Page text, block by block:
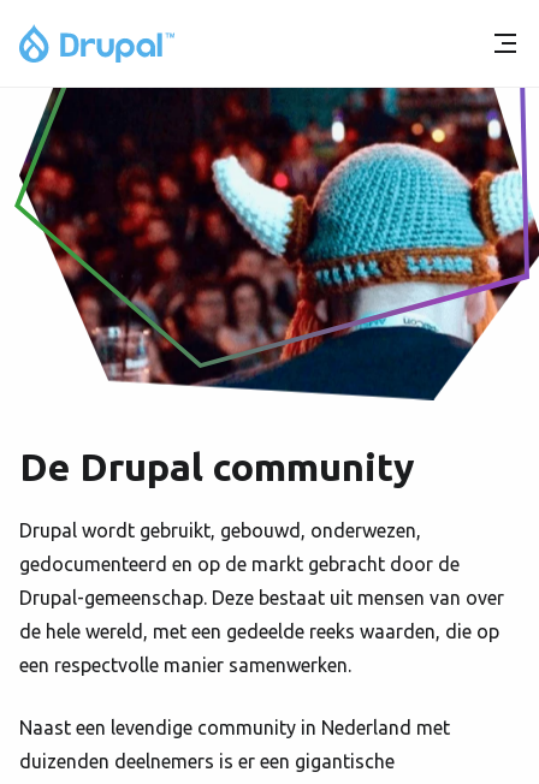
De Drupal community
Drupal wordt gebruikt, gebouwd, onderwezen,
gedocumenteerd en op de markt gebracht door de
Drupal-gemeenschap. Deze bestaat uit mensen van over
de hele wereld, met een gedeelde reeks waarden, die op
een respectvolle manier samenwerken.
Naast een levendige community in Nederland met
duizenden deelnemers is er een gigantische